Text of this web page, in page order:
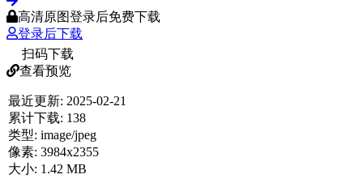
高清原图登录后免费下载
登录后下载
扫码下载
查看预览
最近更新: 2025-02-21
累计下载: 138
类型: image/jpeg
像素: 3984x2355
大小: 1.42 MB